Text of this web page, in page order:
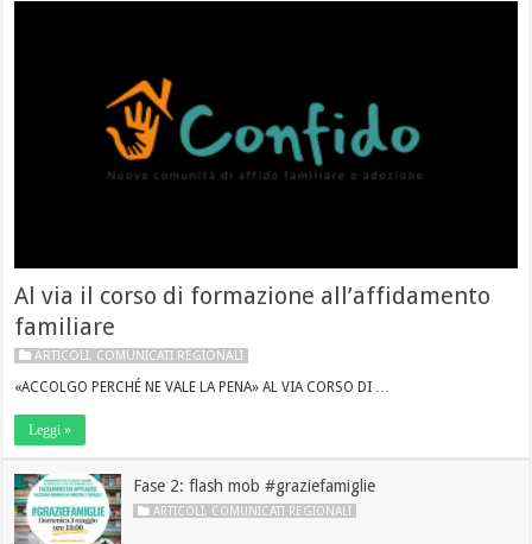
Al via il corso di formazione all’affidamento
familiare
ARTICOLI, COMUNICATI REGIONALI
«ACCOLGO PERCHÉ NE VALE LA PENA» AL VIA CORSO DI …
Leggi »
Fase 2: flash mob #graziefamiglie
ARTICOLI, COMUNICATI REGIONALI